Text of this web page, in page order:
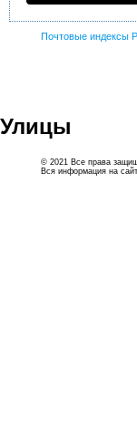
Почтовые индексы
Улицы
© 2021 Все права
Вся информация на